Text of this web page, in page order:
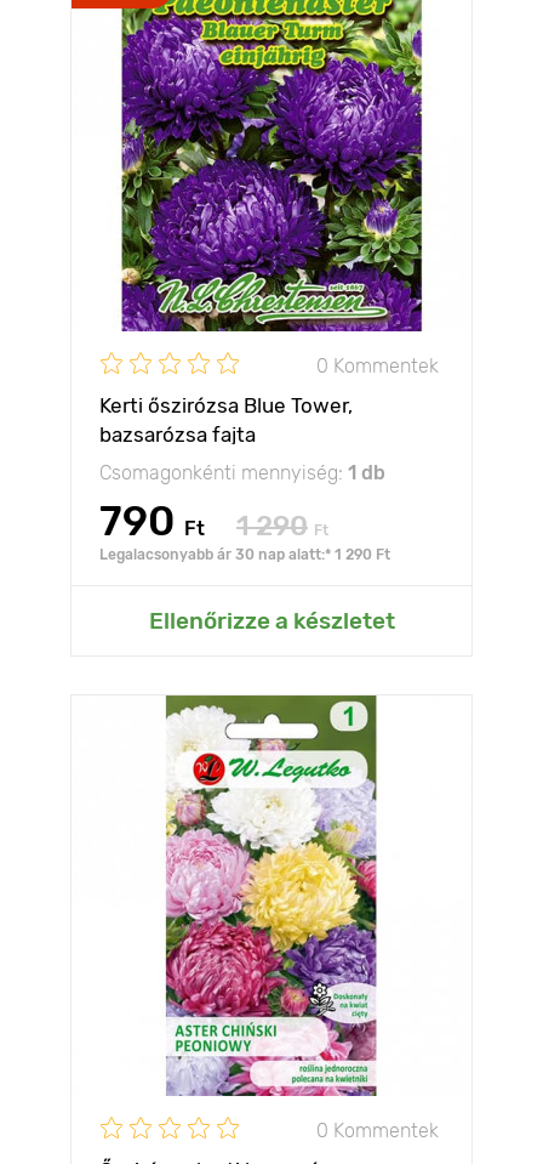
0 Kommentek
Kerti őszirózsa Blue Tower,
bazsarózsa fajta
Csomagonkénti mennyiség: 1 db
790 Ft 1 290 Ft
Legalacsonyabb ár 30 nap alatt:* 1 290 Ft
Ellenőrizze a készletet
0 Kommentek